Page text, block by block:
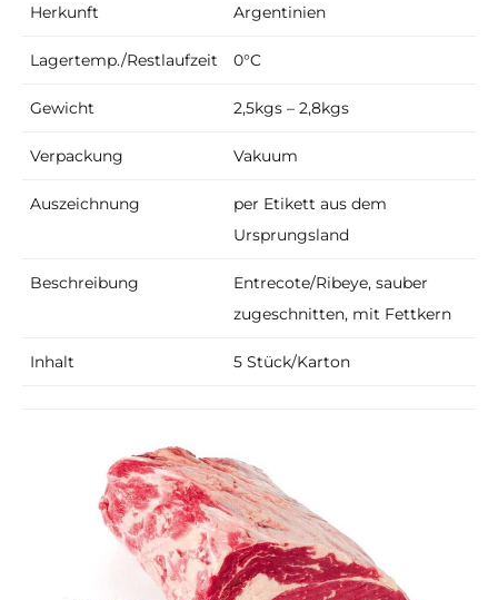
Herkunft Argentinien
Lagertemp./Restlaufzeit 0°C
Gewicht 2,5kgs – 2,8kgs
Verpackung Vakuum
Auszeichnung
per Etikett aus dem
Ursprungsland
Beschreibung
Entrecote/Ribeye, sauber
zugeschnitten, mit Fettkern
Inhalt 5 Stück/Karton